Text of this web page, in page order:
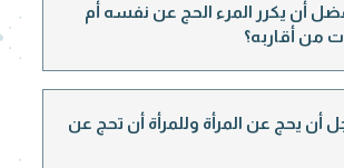
أن يكرر المرء الحج عن نفسه أم
من أقاربه؟
يحج عن المرأة وللمرأة أن تحج عن